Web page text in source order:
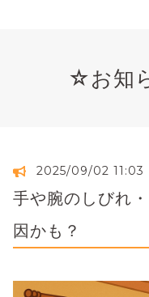
☆お知
2025/09/02 11:03
手や腕のしびれ
因かも？